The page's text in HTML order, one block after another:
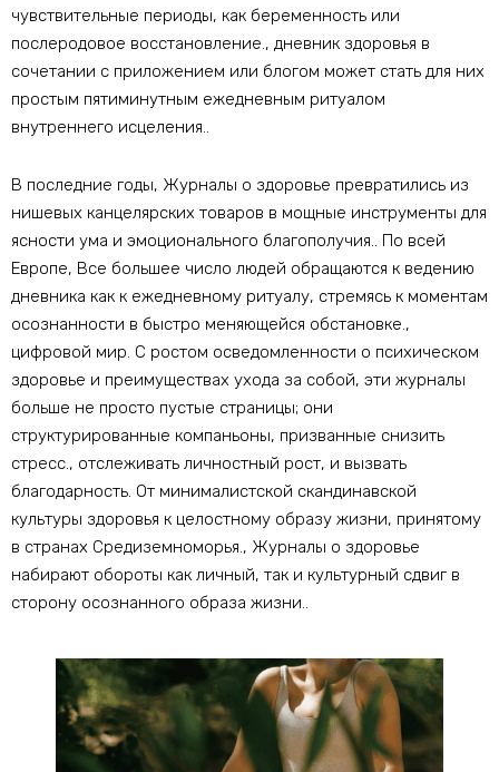
чувствительные периоды, как беременность или
послеродовое восстановление., дневник здоровья в
сочетании с приложением или блогом может стать для них
простым пятиминутным ежедневным ритуалом
внутреннего исцеления..
В последние годы, Журналы о здоровье превратились из
нишевых канцелярских товаров в мощные инструменты для
ясности ума и эмоционального благополучия.. По всей
Европе, Все большее число людей обращаются к ведению
дневника как к ежедневному ритуалу, стремясь к моментам
осознанности в быстро меняющейся обстановке.,
цифровой мир. С ростом осведомленности о психическом
здоровье и преимуществах ухода за собой, эти журналы
больше не просто пустые страницы; они
структурированные компаньоны, призванные снизить
стресс., отслеживать личностный рост, и вызвать
благодарность. От минималистской скандинавской
культуры здоровья к целостному образу жизни, принятому
в странах Средиземноморья., Журналы о здоровье
набирают обороты как личный, так и культурный сдвиг в
сторону осознанного образа жизни..